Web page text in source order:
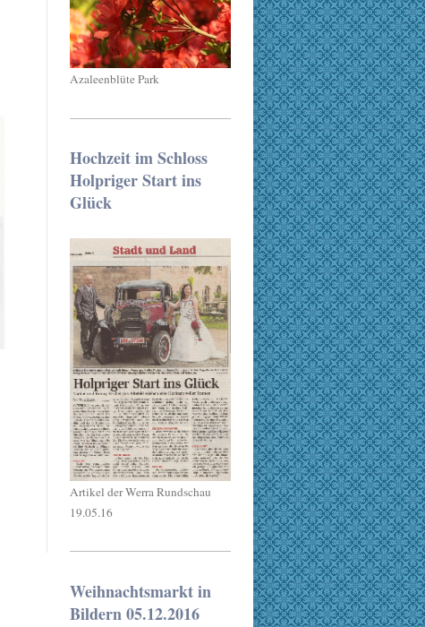
Azaleenblüte Park
Hochzeit im Schloss
Holpriger Start ins
Glück
Artikel der Werra Rundschau
19.05.16
Weihnachtsmarkt in
Bildern 05.12.2016